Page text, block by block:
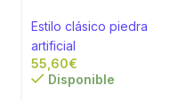
Estilo clásico piedra
artificial
€
Disponible